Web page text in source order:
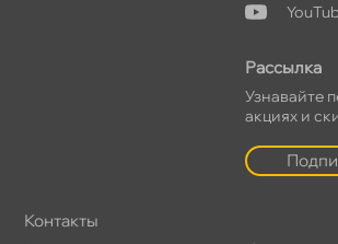
Рассылка
Узнавайте
акциях и
Контакты